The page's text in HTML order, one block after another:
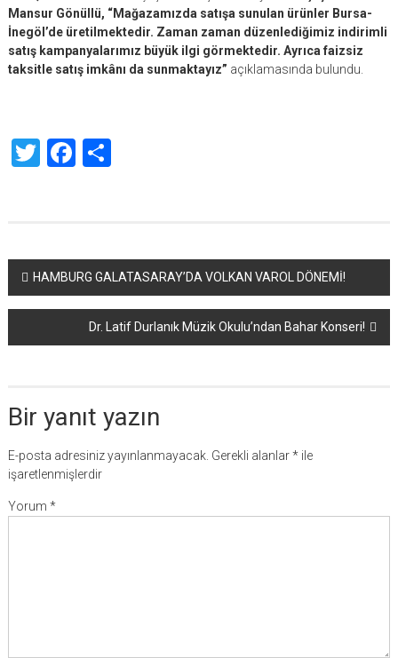
Mansur Gönüllü, “Mağazamızda satışa sunulan ürünler Bursa-
İnegöl’de üretilmektedir. Zaman zaman düzenlediğimiz indirimli
satış kampanyalarımız büyük ilgi görmektedir. Ayrıca faizsiz
taksitle satış imkânı da sunmaktayız” açıklamasında bulundu.
TwitterFacebook
Share
Yazı
dolaşımı
HAMBURG GALATASARAY’DA VOLKAN VAROL DÖNEMİ!
Dr. Latif Durlanık Müzik Okulu’ndan Bahar Konseri!
Bir yanıt yazın
E-posta adresiniz yayınlanmayacak. Gerekli alanlar*ile
işaretlenmişlerdir
Yorum *